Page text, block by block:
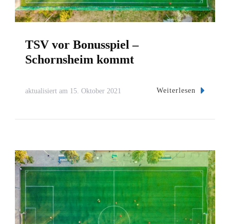
TSV vor Bonusspiel –
Schornsheim kommt
aktualisiert am 15. Oktober 2021 Weiterlesen